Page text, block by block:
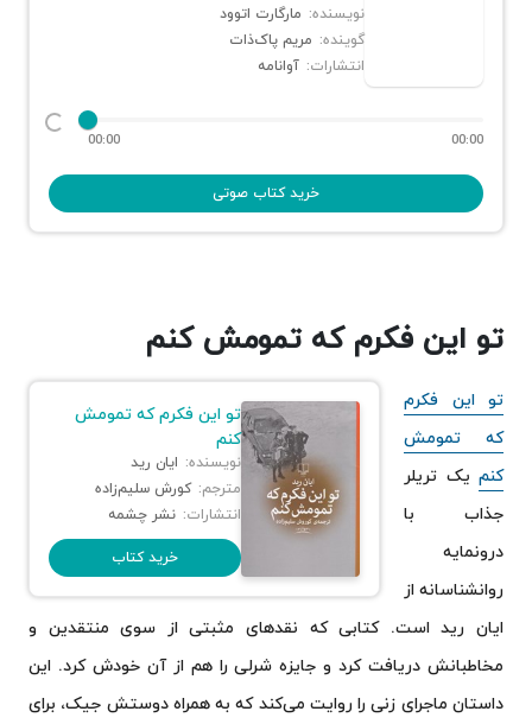
نویسنده: مارگارت اتوود
گوینده: مریم پاک‌ذات
انتشارات: آوانامه
00:00 00:00
خرید کتاب صوتی
تو این فکرم که تمومش کنم
تو این فکرم که تمومش
کنم
نویسنده: ایان رید
مترجم: کورش سلیم‌زاده
انتشارات: نشر چشمه
خرید کتاب
تو این فکرم
که تمومش
کنم یک تریلر
جذاب با
درونمایه
روانشناسانه از
ایان رید است. کتابی که نقدهای مثبتی از سوی منتقدین و
مخاطبانش دریافت کرد و جایزه شرلی را هم از آن خودش کرد. این
داستان ماجرای زنی را روایت می‌کند که به همراه دوستش جیک، برای